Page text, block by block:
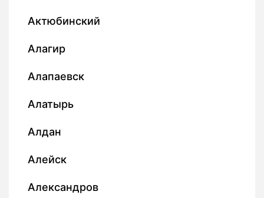
Актюбинский
Алагир
Алапаевск
Алатырь
Алдан
Алейск
Александров